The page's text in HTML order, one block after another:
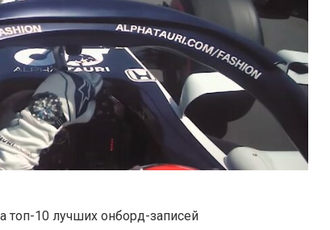
10 лучших онборд-записей